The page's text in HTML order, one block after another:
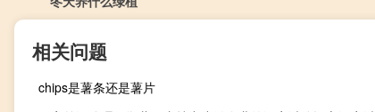
相关问题
chips是薯条还是薯片